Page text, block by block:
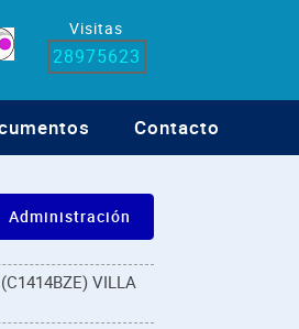
Visitas
28975623
Contacto
Administración
VILLA